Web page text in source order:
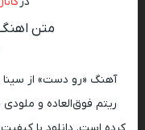
متن
آهنگ «رو دست» از سینا
ریتم فوق‌العاده و